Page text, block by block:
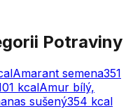
Potraviny
Amarant semena351
kcalAmur bílý,
sušený354 kcal